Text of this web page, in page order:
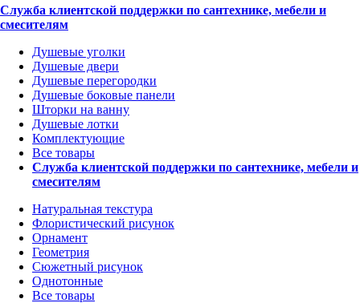
Служба клиентской поддержки по сантехнике, мебели и
смесителям
Душевые уголки
Душевые двери
Душевые перегородки
Душевые боковые панели
Шторки на ванну
Душевые лотки
Комплектующие
Все товары
Служба клиентской поддержки по сантехнике, мебели и
смесителям
Натуральная текстура
Флористический рисунок
Орнамент
Геометрия
Сюжетный рисунок
Однотонные
Все товары